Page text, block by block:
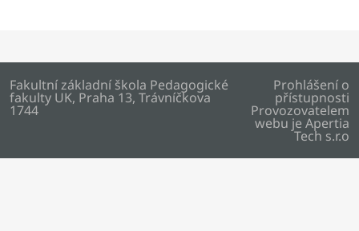
Fakultní základní škola Pedagogické
fakulty UK, Praha 13, Trávníčkova
1744
Prohlášení o
přístupnosti
Provozovatelem
webu je Apertia
Tech s.r.o